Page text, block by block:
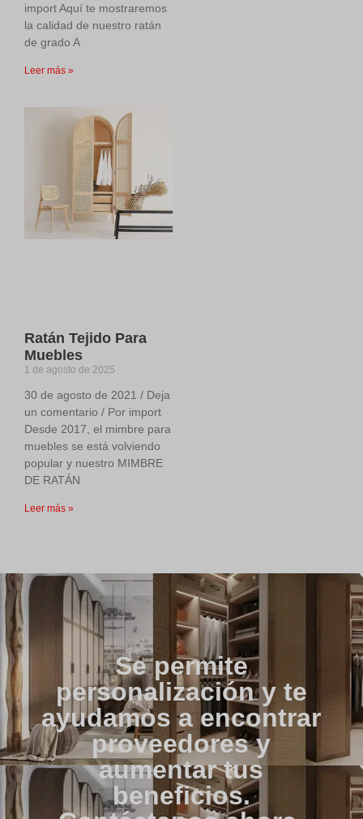
import Aquí te mostraremos
la calidad de nuestro ratán
de grado A
Leer más »
Ratán Tejido Para
Muebles
1 de agosto de 2025
30 de agosto de 2021 / Deja
un comentario / Por import
Desde 2017, el mimbre para
muebles se está volviendo
popular y nuestro MIMBRE
DE RATÁN
Leer más »
Se permite
personalización y te
ayudamos a encontrar
proveedores y
aumentar tus
beneficios.